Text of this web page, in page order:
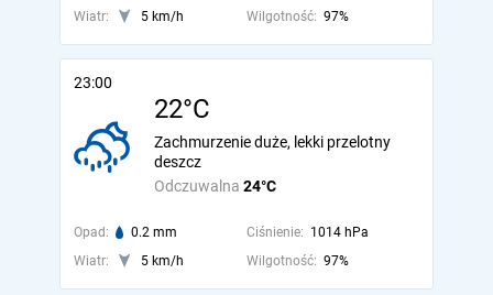
Wiatr: 5 km/h Wilgotność: 97%
23:00
22°C
Odczuwalna 24°C
Zachmurzenie duże, lekki przelotny
deszcz
Opad: 0.2 mm Ciśnienie: 1014 hPa
Wiatr:
5 km/h Wilgotność: 97%